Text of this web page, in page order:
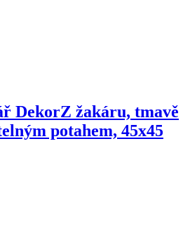
DekorZ žakáru, tmavě
potahem, 45x45